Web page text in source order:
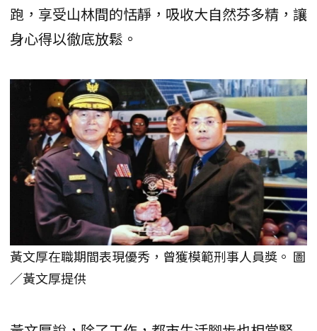
跑，享受山林間的恬靜，吸收大自然芬多精，讓
身心得以徹底放鬆。
黃文厚在職期間表現優秀，曾獲模範刑事人員獎。 圖
／黃文厚提供